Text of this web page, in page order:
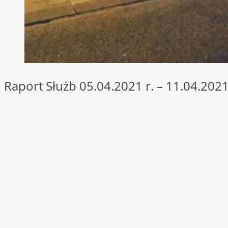
Raport Służb 05.04.2021 r. –